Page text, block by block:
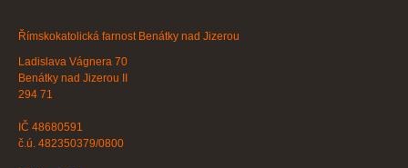
Římskokatolická farnost Benátky nad Jizerou
Ladislava Vágnera 70
Benátky nad Jizerou II
294 71
IČ 48680591
č.ú. 482350379/0800